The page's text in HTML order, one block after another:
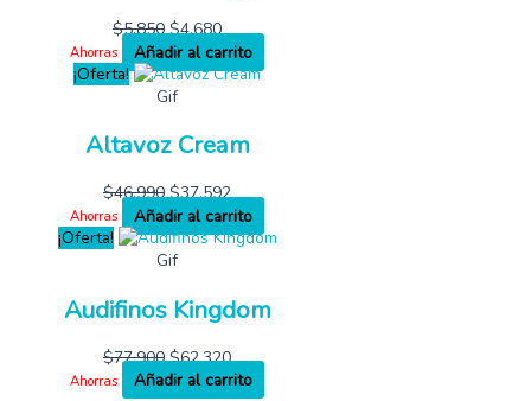
$5,850 $4,680
Ahorras
Añadir al carrito
¡Oferta!
Gif
Altavoz Cream
$46,990 $37,592
Ahorras
Añadir al carrito
¡Oferta!
Gif
Audifinos Kingdom
$77,900 $62,320
Ahorras
Añadir al carrito